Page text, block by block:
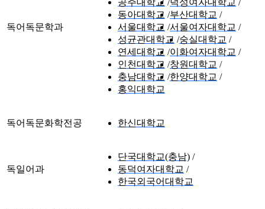
독어독문학과
동아대학교 부산대학교
서울대학교 서울여자대학교
성균관대학교 숭실대학교
연세대학교 이화여자대학교
인천대학교 창원대학교
충남대학교 한양대학교
홍익대학교
독어독문화학전공 한신대학교
독일어과
단국대학교(충남)
동덕여자대학교
한국외국어대학교